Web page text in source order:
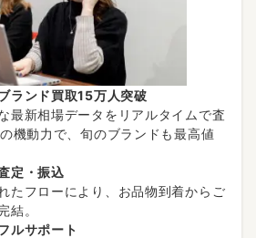
ランド買取15万人突破
最新相場データをリアルタイムで査
機動力で、旬のブランドも最高値
定・振込
たフローにより、お品物到着からご
結。
ルサポート